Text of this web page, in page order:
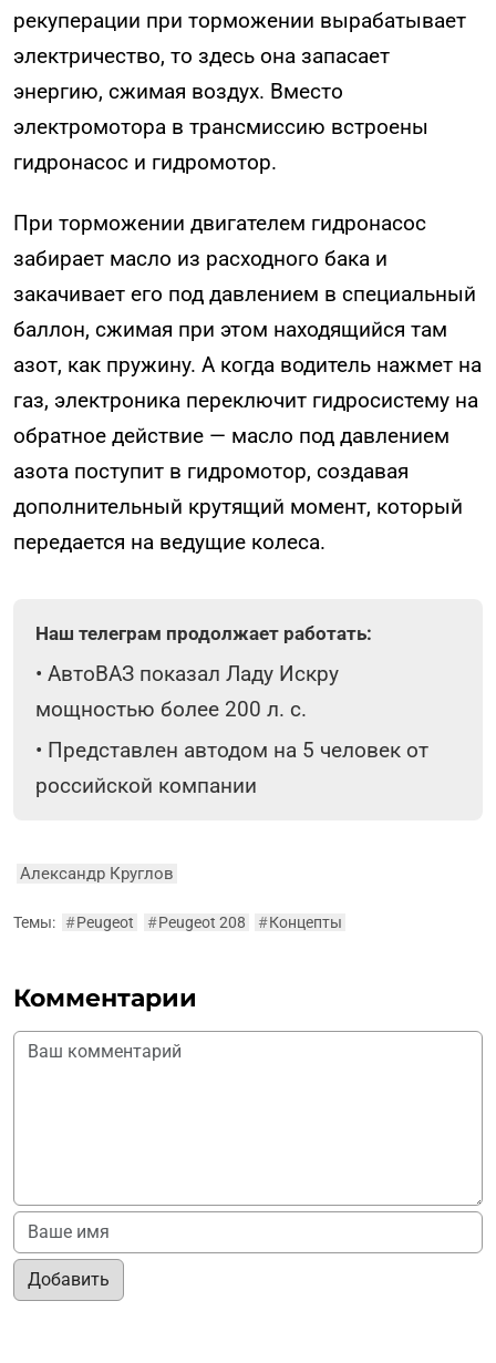
рекуперации при торможении вырабатывает
электричество, то здесь она запасает
энергию, сжимая воздух. Вместо
электромотора в трансмиссию встроены
гидронасос и гидромотор.
При торможении двигателем гидронасос
забирает масло из расходного бака и
закачивает его под давлением в специальный
баллон, сжимая при этом находящийся там
азот, как пружину. А когда водитель нажмет на
газ, электроника переключит гидросистему на
обратное действие — масло под давлением
азота поступит в гидромотор, создавая
дополнительный крутящий момент, который
передается на ведущие колеса.
Наш телеграм продолжает работать:
• АвтоВАЗ показал Ладу Искру
мощностью более 200 л. с.
• Представлен автодом на 5 человек от
российской компании
Александр Круглов
Темы: #Peugeot #Peugeot 208 #Концепты
Комментарии
Добавить